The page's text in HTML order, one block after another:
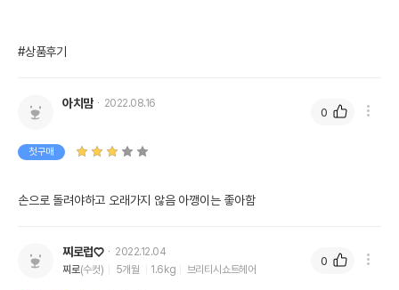
#상품후기
아치맘 2022.08.16
첫구매
손으로 돌려야하고 오래가지 않음 아깽이는 좋아함
0
찌로럽♡
2022.12.04
찌로(수컷) 5개월 1.6kg 브리티시쇼트헤어
0